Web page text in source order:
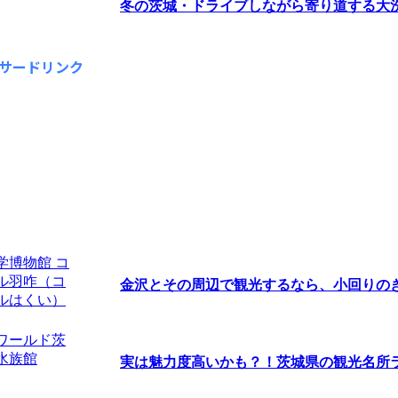
冬の茨城・ドライブしながら寄り道する大
ードリンク
金沢とその周辺で観光するなら、小回りの
実は魅力度高いかも？！茨城県の観光名所